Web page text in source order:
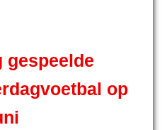
gespeelde
op